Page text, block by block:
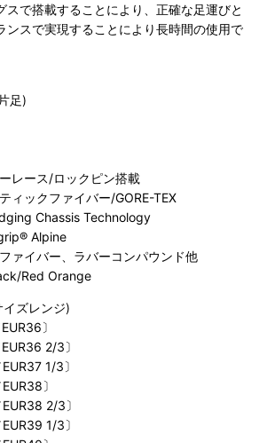
スで搭載することにより、正確な足運びと
ンスで実現することにより長時間の使用で
足)
レース/ロックピン搭載
ィックファイバー/GORE-TEX
Chassis Technology
Alpine
ァイバー、ラバーコンパウンド他
Red Orange
ズレンジ)
〕
2/3〕
1/3〕
〕
2/3〕
1/3〕